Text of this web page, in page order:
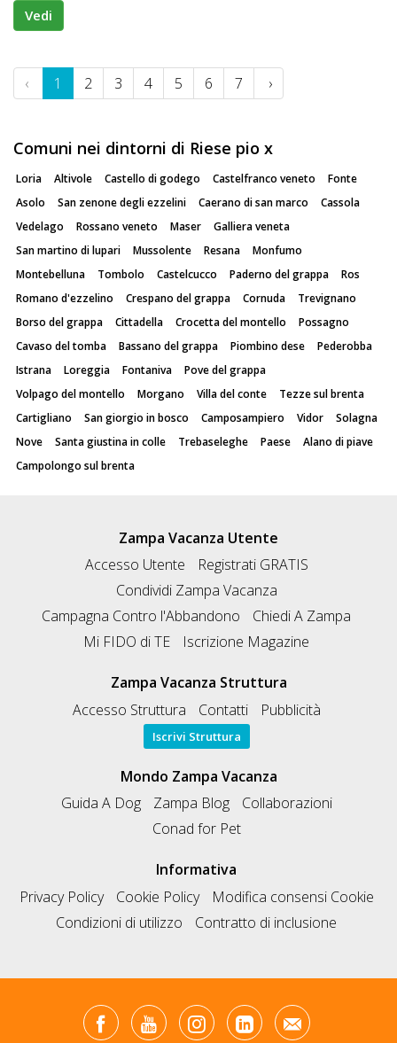
Vedi
‹ 1 2 3 4 5 6 7 ›
Comuni nei dintorni di Riese pio x
Loria Altivole Castello di godego Castelfranco veneto
Fonte
Asolo
San zenone degli ezzelini Caerano di san marco
Cassola
Vedelago
Rossano veneto Maser
Galliera veneta
San martino di lupari
Mussolente Resana
Monfumo
Montebelluna
Tombolo Castelcucco Paderno del grappa
Ros
Romano d'ezzelino
Crespano del grappa Cornuda
Trevignano
Borso del grappa
Cittadella Crocetta del montello
Possagno
Cavaso del tomba
Bassano del grappa Piombino dese
Pederobba
Istrana
Loreggia Fontaniva
Pove del grappa
Volpago del montello
Morgano Villa del conte
Tezze sul brenta
Cartigliano
San giorgio in bosco Camposampiero Vidor
Solagna
Nove
Santa giustina in colle Trebaseleghe Paese
Alano di piave
Campolongo sul brenta
Zampa Vacanza Utente
Accesso Utente
Registrati GRATIS
Condividi Zampa Vacanza
Campagna Contro l'Abbandono
Chiedi A Zampa
Mi FIDO di TE
Iscrizione Magazine
Zampa Vacanza Struttura
Accesso Struttura
Contatti Pubblicità
Iscrivi Struttura
Mondo Zampa Vacanza
Guida A Dog
Zampa Blog
Collaborazioni
Conad for Pet
Informativa
Privacy Policy
Cookie Policy
Modifica consensi Cookie
Condizioni di utilizzo
Contratto di inclusione